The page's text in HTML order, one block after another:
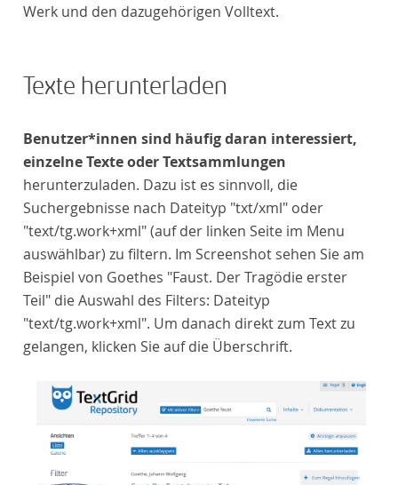
Werk und den dazugehörigen Volltext.
Texte herunterladen
Benutzer*innen sind häufig daran interessiert,
einzelne Texte oder Textsammlungen
herunterzuladen. Dazu ist es sinnvoll, die
Suchergebnisse nach Dateityp "txt/xml" oder
"text/tg.work+xml" (auf der linken Seite im Menu
auswählbar) zu filtern. Im Screenshot sehen Sie am
Beispiel von Goethes "Faust. Der Tragödie erster
Teil" die Auswahl des Filters: Dateityp
"text/tg.work+xml". Um danach direkt zum Text zu
gelangen, klicken Sie auf die Überschrift.